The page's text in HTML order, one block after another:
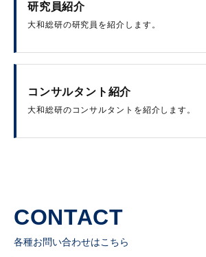
研究員紹介
大和総研の研究員を紹介します。
コンサルタント紹介
大和総研のコンサルタントを紹介します。
CONTACT
各種お問い合わせはこちら